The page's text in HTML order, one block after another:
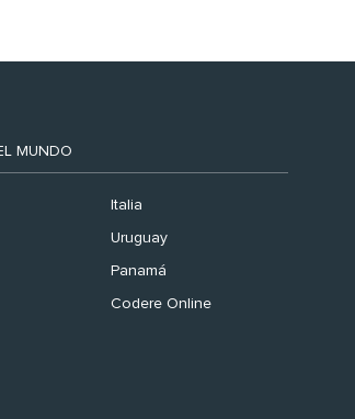
MUNDO
Italia
Uruguay
Panamá
Codere Online